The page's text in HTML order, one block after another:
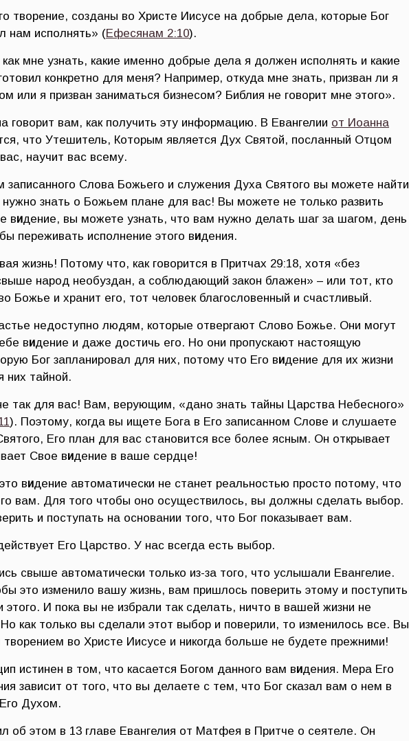
творение, созданы во Христе Иисусе на добрые дела, которые Бог
нам исполнять» (Ефесянам 2:10).
мне узнать, какие именно добрые дела я должен исполнять и какие
конкретно для меня? Например, откуда мне знать, призван ли я
или я призван заниматься бизнесом? Библия не говорит мне этого».
говорит вам, как получить эту информацию. В Евангелии от Иоанна
что Утешитель, Которым является Дух Святой, посланный Отцом
научит вас всему.
записанного Слова Божьего и служения Духа Святого вы можете найти
знать о Божьем плане для вас! Вы можете не только развить
видение, вы можете узнать, что вам нужно делать шаг за шагом, день
переживать исполнение этого видения.
жизнь! Потому что, как говорится в Притчах 29:18, хотя «без
народ необуздан, а соблюдающий закон блажен» – или тот, кто
Божье и хранит его, тот человек благословенный и счастливый.
недоступно людям, которые отвергают Слово Божье. Они могут
видение и даже достичь его. Но они пропускают настоящую
Бог запланировал для них, потому что Его видение для их жизни
них тайной.
так для вас! Вам, верующим, «дано знать тайны Царства Небесного»
). Поэтому, когда вы ищете Бога в Его записанном Слове и слушаете
Его план для вас становится все более ясным. Он открывает
Свое видение в ваше сердце!
видение автоматически не станет реальностью просто потому, что
вам. Для того чтобы оно осуществилось, вы должны сделать выбор.
и поступать на основании того, что Бог показывает вам.
Его Царство. У нас всегда есть выбор.
свыше автоматически только из-за того, что услышали Евангелие.
это изменило вашу жизнь, вам пришлось поверить этому и поступить
этого. И пока вы не избрали так сделать, ничто в вашей жизни не
как только вы сделали этот выбор и поверили, то изменилось все. Вы
во Христе Иисусе и никогда больше не будете прежними!
истинен в том, что касается Богом данного вам видения. Мера Его
зависит от того, что вы делаете с тем, что Бог сказал вам о нем в
Духом.
об этом в 13 главе Евангелия от Матфея в Притче о сеятеле. Он